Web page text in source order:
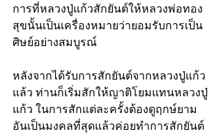
การที่หลวงปู่แก้วสักยันต์ให้หลวงพ่อทอง
สุขนั้นเป็นเครื่องหมายว่ายอมรับการเป็น
ศิษย์อย่างสมบูรณ์
หลังจากได้รับการสักยันต์จากหลวงปู่แก้ว
แล้ว ท่านก็เริ่มสักให้ญาติโยมแทนหลวงปู่
แก้ว ในการสักแต่ละครั้งต้องดูฤกษ์ยาม
อันเป็นมงคลที่สุดแล้วค่อยทำการสักยันต์